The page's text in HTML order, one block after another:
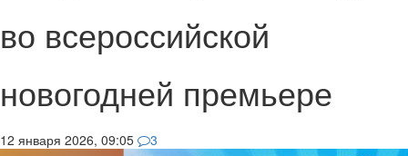
во всероссийской
новогодней премьере
12 января 2026, 09:05 3